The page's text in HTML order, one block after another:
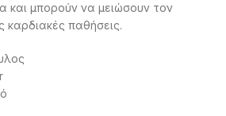
και μπορούν να μειώσουν τον
καρδιακές παθήσεις.